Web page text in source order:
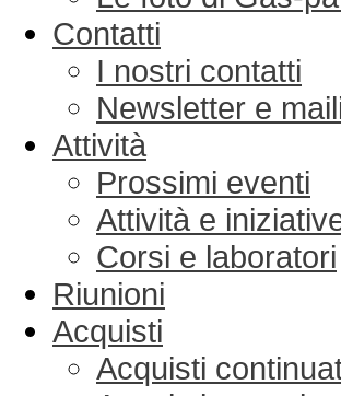
Contatti
I nostri contatti
Newsletter e
Attività
Prossimi eventi
Attività e
Corsi e laboratori
Riunioni
Acquisti
Acquisti